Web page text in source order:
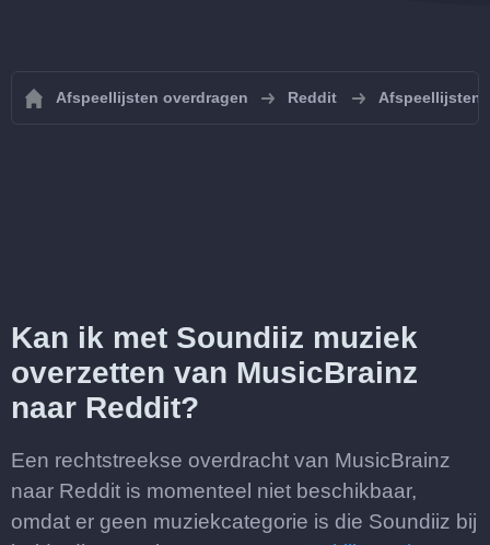
Afspeellijsten overdragen Reddit Afspeellijsten
Kan ik met Soundiiz muziek
overzetten van MusicBrainz
naar Reddit?
Een rechtstreekse overdracht van MusicBrainz
naar Reddit is momenteel niet beschikbaar,
omdat er geen muziekcategorie is die Soundiiz bij